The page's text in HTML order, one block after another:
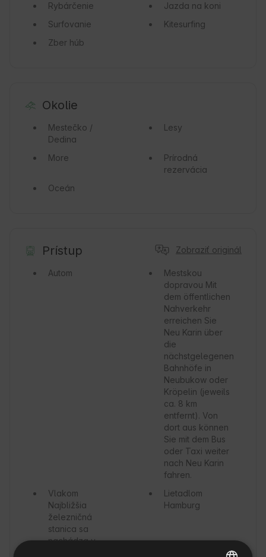
Rybárčenie
Jazda na koni
Surfovanie
Kitesurfing
Zber húb
Okolie
Mestečko /
Dedina
Lesy
More
Prírodná
rezervácia
Oceán
Prístup Zobraziť originál
Autom
Mestskou
dopravou Mit
dem öffentlichen
Nahverkehr
erreichen Sie
Neu Karin über
die
nächstgelegenen
Bahnhöfe in
Neubukow oder
Kröpelin (jeweils
ca. 8 km
entfernt). Von
dort aus können
Sie mit dem Bus
oder Taxi weiter
nach Neu Karin
fahren.
Vlakom
Najbližšia
železničná
stanica sa
nachádza v
Lietadlom
Hamburg